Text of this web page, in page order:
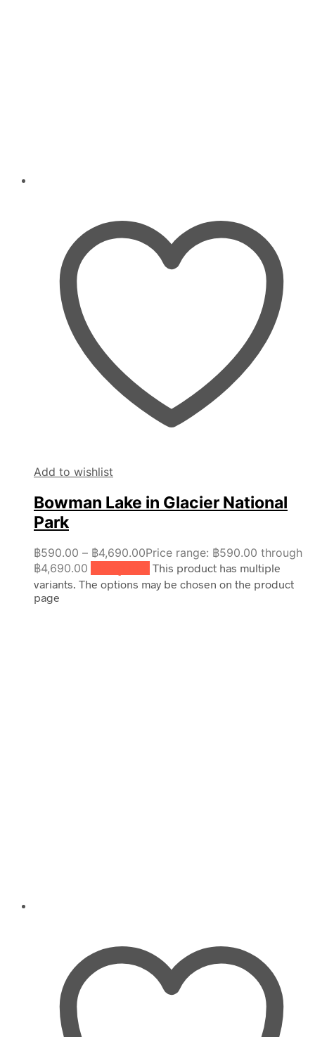
Add to wishlist
Bowman Lake in Glacier National
Park
฿590.00 – ฿4,690.00Price range: ฿590.00 through
฿4,690.00
This product has multiple
variants. The options may be chosen on the product
page